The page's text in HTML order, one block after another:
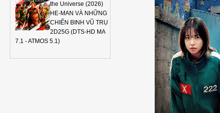
the Universe (2026)
HE-MAN VÀ NHỮNG
CHIẾN BINH VŨ TRỤ
2D25G (DTS-HD MA
7.1 - ATMOS 5.1)